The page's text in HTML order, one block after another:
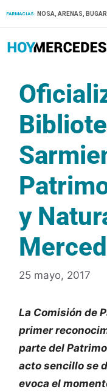
FARMACIAS: NOSA, ARENAS,
y
25 mayo, 2017
La Comisión de
primer
parte del
acto sencillo se
evoca el